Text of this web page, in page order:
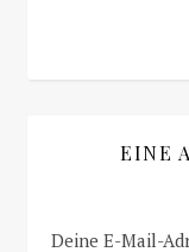
EINE
Deine E-Mail-